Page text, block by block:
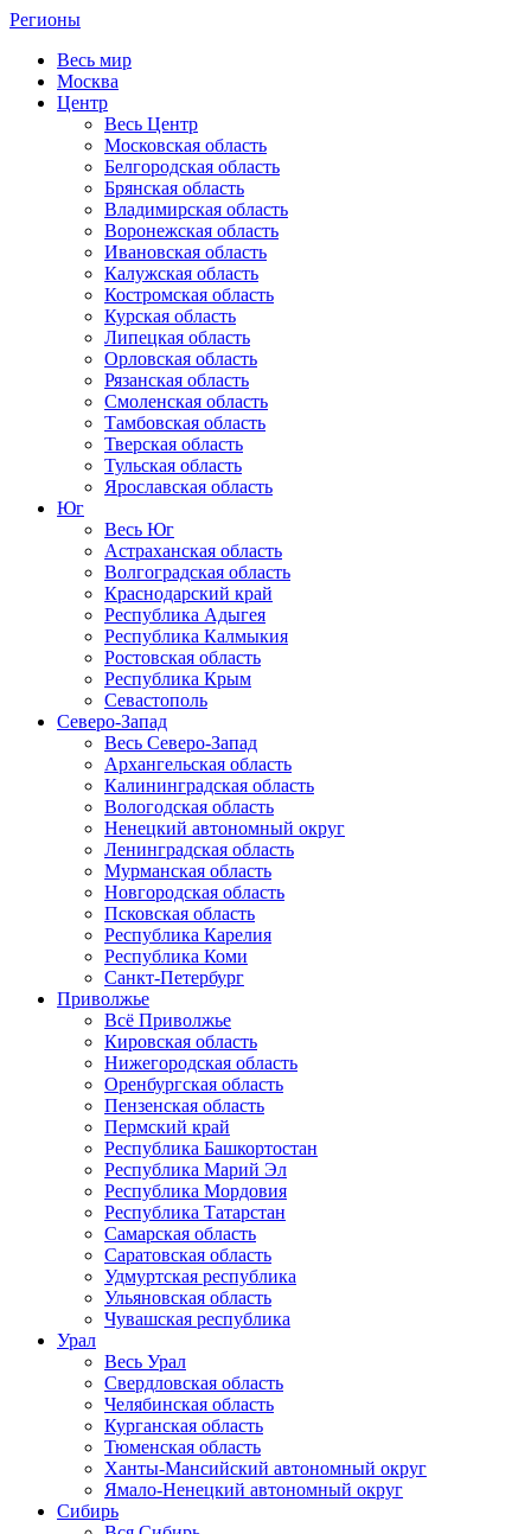
Регионы
Весь мир
Москва
Центр
Весь Центр
Московская область
Белгородская область
Брянская область
Владимирская область
Воронежская область
Ивановская область
Калужская область
Костромская область
Курская область
Липецкая область
Орловская область
Рязанская область
Смоленская область
Тамбовская область
Тверская область
Тульская область
Ярославская область
Юг
Весь Юг
Астраханская область
Волгоградская область
Краснодарский край
Республика Адыгея
Республика Калмыкия
Ростовская область
Республика Крым
Севастополь
Северо-Запад
Весь Северо-Запад
Архангельская область
Калининградская область
Вологодская область
Ненецкий автономный округ
Ленинградская область
Мурманская область
Новгородская область
Псковская область
Республика Карелия
Республика Коми
Санкт-Петербург
Приволжье
Всё Приволжье
Кировская область
Нижегородская область
Оренбургская область
Пензенская область
Пермский край
Республика Башкортостан
Республика Марий Эл
Республика Мордовия
Республика Татарстан
Самарская область
Саратовская область
Удмуртская республика
Ульяновская область
Чувашская республика
Урал
Весь Урал
Свердловская область
Челябинская область
Курганская область
Тюменская область
Ханты-Мансийский автономный округ
Ямало-Ненецкий автономный округ
Сибирь